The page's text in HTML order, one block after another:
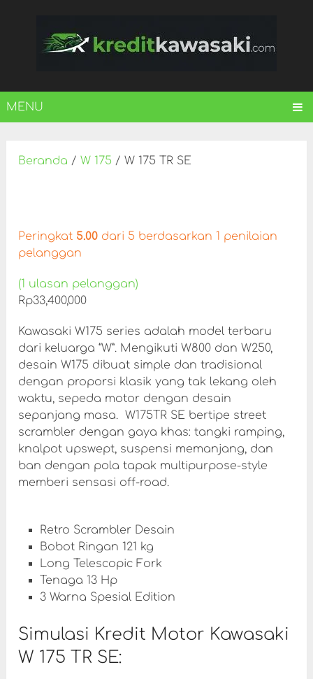
MENU
Beranda /W 175 / W 175 TR SE
Peringkat 5.00 dari 5 berdasarkan1 penilaian
pelanggan
(1 ulasan pelanggan)
Rp33,400,000
Kawasaki W175 series adalah model terbaru
dari keluarga “W”. Mengikuti W800 dan W250,
desain W175 dibuat simple dan tradisional
dengan proporsi klasik yang tak lekang oleh
waktu, sepeda motor dengan desain
sepanjang masa. W175TR SE bertipe street
scrambler dengan gaya khas: tangki ramping,
knalpot upswept, suspensi memanjang, dan
ban dengan pola tapak multipurpose-style
memberi sensasi off-road.
Retro Scrambler Desain
Bobot Ringan 121 kg
Long Telescopic Fork
Tenaga 13 Hp
3 Warna Spesial Edition
Simulasi Kredit Motor Kawasaki
W 175 TR SE: